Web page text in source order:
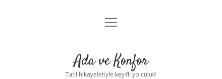
Anasayfa
Yasal Uyarı
menüyü
Ada ve Konfor
Tatil hikayeleriyle keyifli yolculuk!